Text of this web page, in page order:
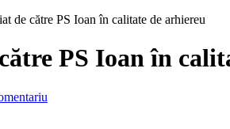
de către PS Ioan în calitate de arhiereu
PS Ioan în